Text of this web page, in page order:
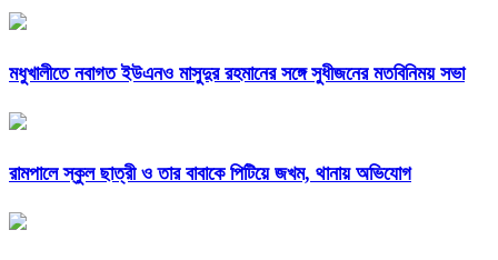
মধুখালীতে নবাগত ইউএনও মাসুদুর রহমানের সঙ্গে সুধীজনের মতবিনিময় সভা
রামপালে স্কুল ছাত্রী ও তার বাবাকে পিটিয়ে জখম, থানায় অভিযোগ